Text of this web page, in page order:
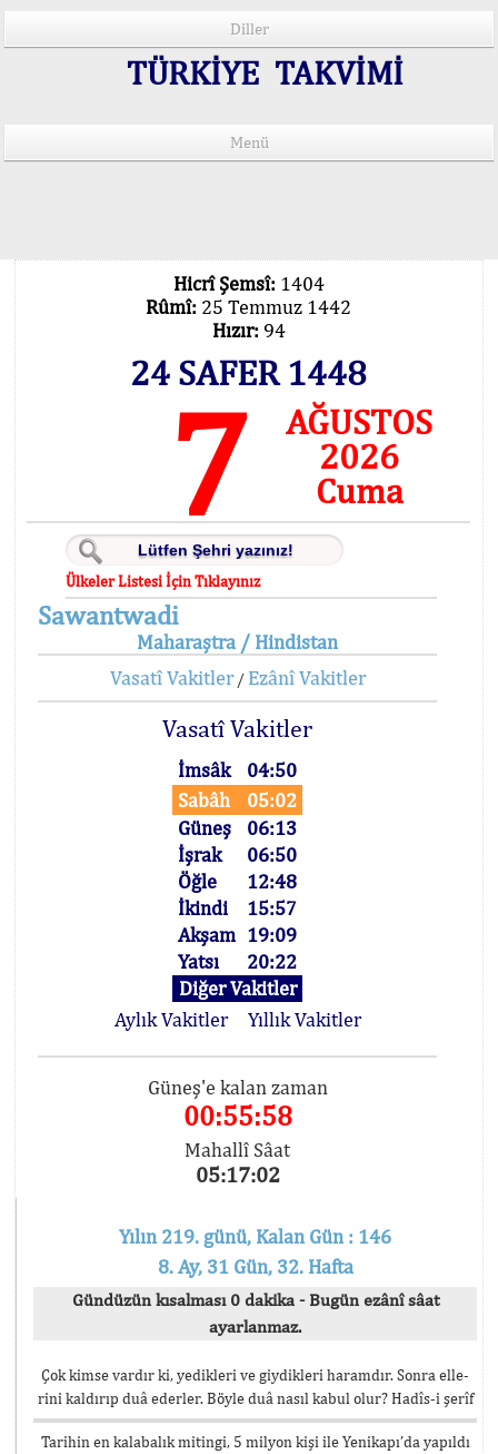
Diller
TÜRKİYE TAKVİMİ
Menü
Hicrî Şemsî: 1404
Rûmî: 25 Temmuz 1442
Hızır: 94
24 SAFER 1448
7
AĞUSTOS
2026
Cuma
Ülkeler Listesi İçin Tıklayınız
Sawantwadi
Maharaştra / Hindistan
Vasatî Vakitler/ Ezânî Vakitler
Vasatî Vakitler
İmsâk
04:50
Sabâh
05:02
Güneş
06:13
İşrak
06:50
Öğle
12:48
İkindi
15:57
Akşam 19:09
Yatsı
20:22
Diğer Vakitler
Aylık Vakitler
Yıllık Vakitler
Güneş'e kalan zaman
00:55:58
Mahallî Sâat
05:17:02
Yılın 219. günü, Kalan Gün : 146
8. Ay, 31 Gün, 32. Hafta
Gündüzün kısalması 0 dakika - Bugün ezânî sâat
ayarlanmaz.
Çok kimse vardır ki, yedikleri ve giydikleri haramdır. Sonra elle-
rini kaldırıp duâ ederler. Böyle duâ nasıl kabul olur? Hadîs-i şerîf
Tarihin en kalabalık mitingi, 5 milyon kişi ile Yenikapı’da yapıldı